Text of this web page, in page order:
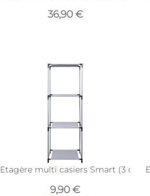
36,90 €
Etagère multi casiers Smart (3
9,90 €